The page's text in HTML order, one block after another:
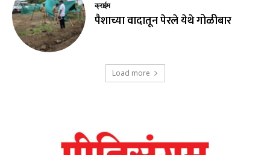
क्राईम
पैशाच्या वादातून पेरले येथे गोळीबार
Load more